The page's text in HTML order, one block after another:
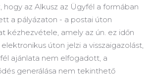
hogy az Alkusz az Ügyfél a formában
a pályázaton - a postai úton
kézhezvétele, amely az ún. ez időn
úton jelzi a visszaigazolást,
ajánlata nem elfogadott, a
generálása nem tekinthető